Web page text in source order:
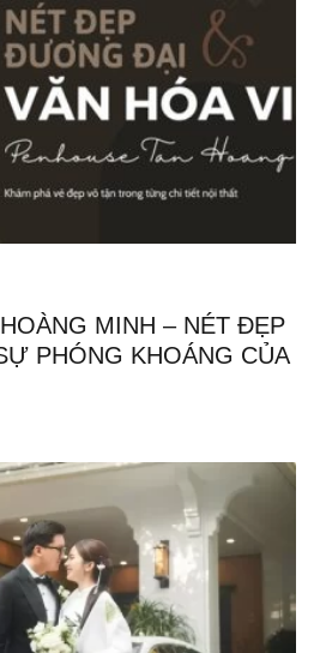
MINH – NÉT ĐẸP
PHÓNG KHOÁNG CỦA